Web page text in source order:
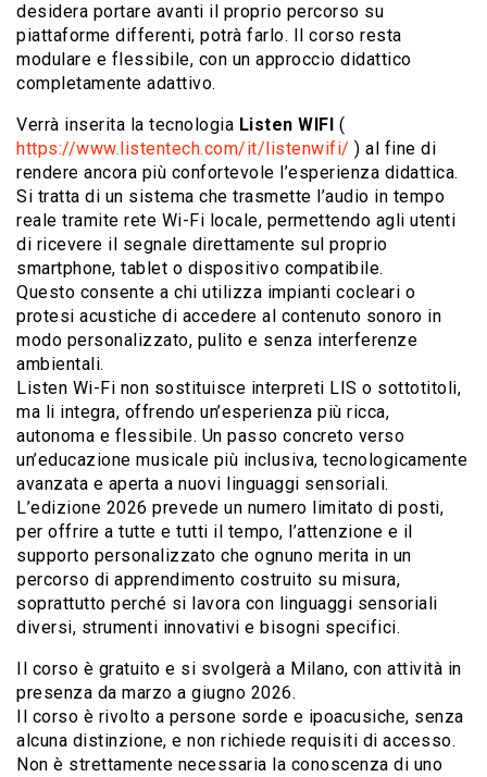
desidera portare avanti il proprio percorso su
piattaforme differenti, potrà farlo. Il corso resta
modulare e flessibile, con un approccio didattico
completamente adattivo.
Verrà inserita la tecnologia Listen WIFI (
https://www.listentech.com/it/listenwifi/ ) al fine di
rendere ancora più confortevole l’esperienza didattica.
Si tratta di un sistema che trasmette l’audio in tempo
reale tramite rete Wi-Fi locale, permettendo agli utenti
di ricevere il segnale direttamente sul proprio
smartphone, tablet o dispositivo compatibile.
Questo consente a chi utilizza impianti cocleari o
protesi acustiche di accedere al contenuto sonoro in
modo personalizzato, pulito e senza interferenze
ambientali.
Listen Wi-Fi non sostituisce interpreti LIS o sottotitoli,
ma li integra, offrendo un’esperienza più ricca,
autonoma e flessibile. Un passo concreto verso
un’educazione musicale più inclusiva, tecnologicamente
avanzata e aperta a nuovi linguaggi sensoriali.
L’edizione 2026 prevede un numero limitato di posti,
per offrire a tutte e tutti il tempo, l’attenzione e il
supporto personalizzato che ognuno merita in un
percorso di apprendimento costruito su misura,
soprattutto perché si lavora con linguaggi sensoriali
diversi, strumenti innovativi e bisogni specifici.
Il corso è gratuito e si svolgerà a Milano, con attività in
presenza da marzo a giugno 2026.
Il corso è rivolto a persone sorde e ipoacusiche, senza
alcuna distinzione, e non richiede requisiti di accesso.
Non è strettamente necessaria la conoscenza di uno